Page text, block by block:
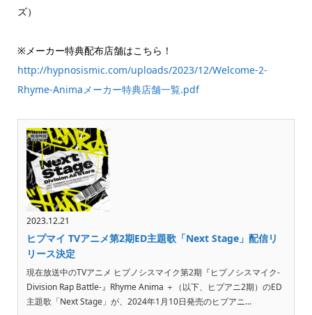
ズ）
※メーカー特典配布店舗はこちら！
http://hypnosismic.com/uploads/2023/12/Welcome-2-
Rhyme-Animaメーカー特典店舗一覧.pdf
2023.12.21
ヒプマイ TVアニメ第2期ED主題歌「Next Stage」配信リ
リース決定
現在放送中のTVアニメ ヒプノシスマイク第2期『ヒプノシスマイク-
Division Rap Battle-』Rhyme Anima ＋（以下、ヒプアニ2期）のED
主題歌「Next Stage」が、2024年1月10日発売のヒプアニ...